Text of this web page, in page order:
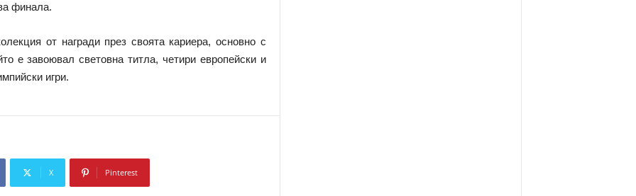
финала.
от награди през своята кариера, основно с
е завоювал световна титла, четири европейски и
игри.
X Pinterest